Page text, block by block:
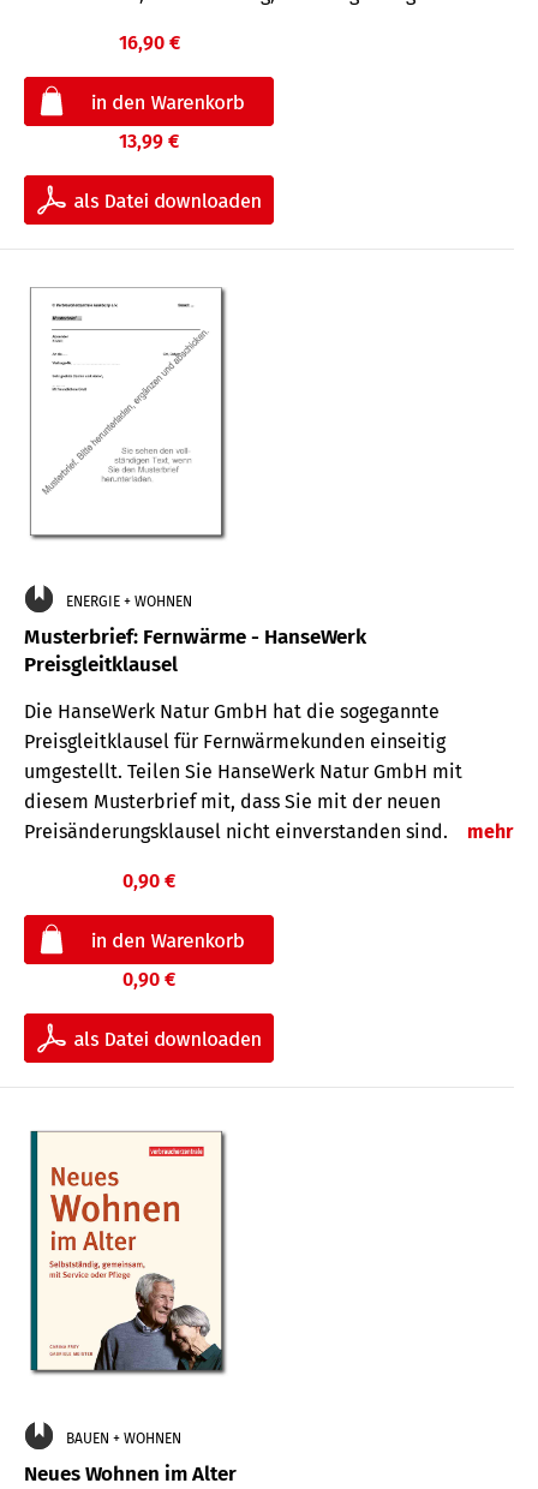
16,90 €
13,99 €
ENERGIE + WOHNEN
Musterbrief: Fernwärme - HanseWerk
Preisgleitklausel
Die HanseWerk Natur GmbH hat die sogegannte
Preisgleitklausel für Fernwärmekunden einseitig
umgestellt. Teilen Sie HanseWerk Natur GmbH mit
diesem Musterbrief mit, dass Sie mit der neuen
Preisänderungsklausel nicht einverstanden sind.
mehr
0,90 €
0,90 €
BAUEN + WOHNEN
Neues Wohnen im Alter